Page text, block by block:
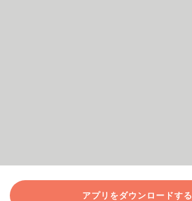
アプリをダウンロードする